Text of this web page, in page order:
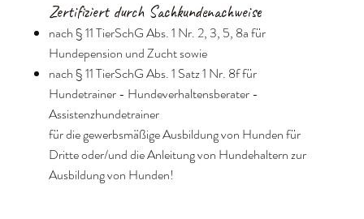
Zertifiziert durch Sachkundenachweise
nach § 11 TierSchG Abs. 1 Nr. 2, 3, 5, 8a für
Hundepension und Zucht sowie
nach § 11 TierSchG Abs. 1 Satz 1 Nr. 8f für
Hundetrainer - Hundeverhaltensberater -
Assistenzhundetrainer
für die gewerbsmäßige Ausbildung von Hunden für
Dritte oder/und die Anleitung von Hundehaltern zur
Ausbildung von Hunden!